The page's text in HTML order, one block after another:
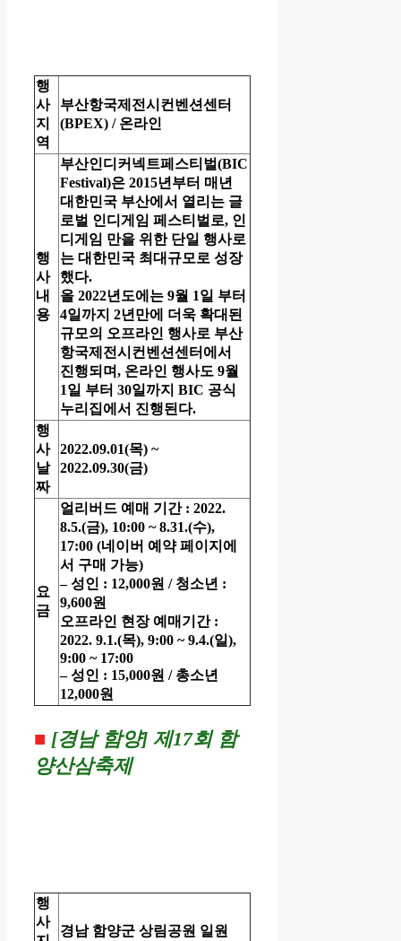
행
사
지
역
부산항국제전시컨벤션센터
(BPEX) / 온라인
행
사
내
용
부산인디커넥트페스티벌(BIC
Festival)은 2015년부터 매년
대한민국 부산에서 열리는 글
로벌 인디게임 페스티벌로, 인
디게임 만을 위한 단일 행사로
는 대한민국 최대규모로 성장
했다.
올 2022년도에는 9월 1일 부터
4일까지 2년만에 더욱 확대된
규모의 오프라인 행사로 부산
항국제전시컨벤션센터에서
진행되며, 온라인 행사도 9월
1일 부터 30일까지 BIC 공식
누리집에서 진행된다.
행
사
날
짜
2022.09.01(목) ~
2022.09.30(금)
요
금
얼리버드 예매 기간 : 2022.
8.5.(금), 10:00 ~ 8.31.(수),
17:00 (네이버 예약 페이지에
서 구매 가능)
– 성인 : 12,000원 / 청소년 :
9,600원
오프라인 현장 예매기간 :
2022. 9.1.(목), 9:00 ~ 9.4.(일),
9:00 ~ 17:00
– 성인 : 15,000원 / 총소년
12,000원
■ [경남 함양] 제17회 함
양산삼축제
행
사
경남 함양군 상림공원 일원